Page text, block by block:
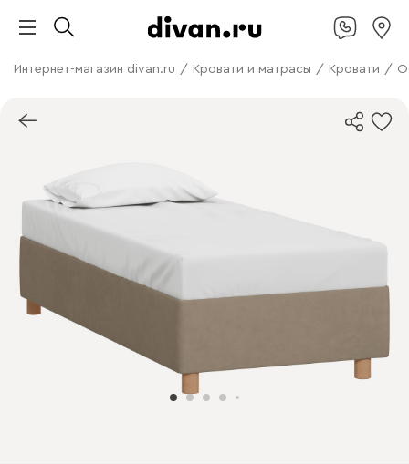
Интернет-магазин divan.ru / Кровати и матрасы / Кровати /